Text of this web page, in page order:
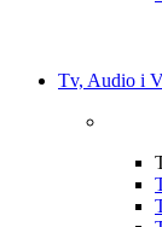
Tv, Audio i